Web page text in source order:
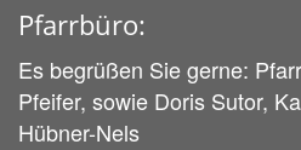
Pfarrbüro:
Es begrüßen Sie gerne:
Pfeifer, sowie Doris Sutor,
Hübner-Nels